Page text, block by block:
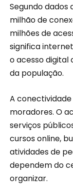
Segundo dados
milhão de
milhões de
significa
o acesso digital
da população.
A
moradores. O
serviços
cursos online,
atividades de
dependem do
organizar.